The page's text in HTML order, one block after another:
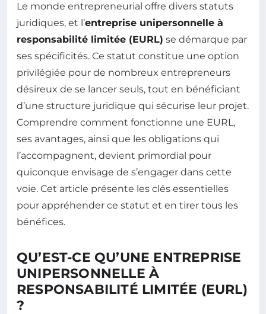
Le monde entrepreneurial offre divers statuts
juridiques, et l’entreprise unipersonnelle à
responsabilité limitée (EURL) se démarque par
ses spécificités. Ce statut constitue une option
privilégiée pour de nombreux entrepreneurs
désireux de se lancer seuls, tout en bénéficiant
d’une structure juridique qui sécurise leur projet.
Comprendre comment fonctionne une EURL,
ses avantages, ainsi que les obligations qui
l’accompagnent, devient primordial pour
quiconque envisage de s’engager dans cette
voie. Cet article présente les clés essentielles
pour appréhender ce statut et en tirer tous les
bénéfices.
QU’EST-CE QU’UNE ENTREPRISE
UNIPERSONNELLE À
RESPONSABILITÉ LIMITÉE (EURL)
?